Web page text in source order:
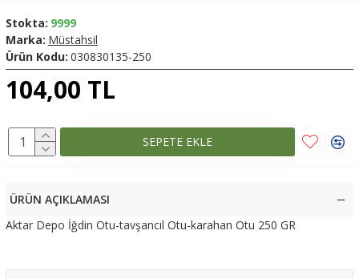
104,00 TL
Stokta: 9999
Marka: Müstahsil
Ürün Kodu: 030830135-250
SEPETE EKLE
ÜRÜN AÇIKLAMASI
Aktar Depo İğdin Otu-tavşancıl Otu-karahan Otu 250 GR